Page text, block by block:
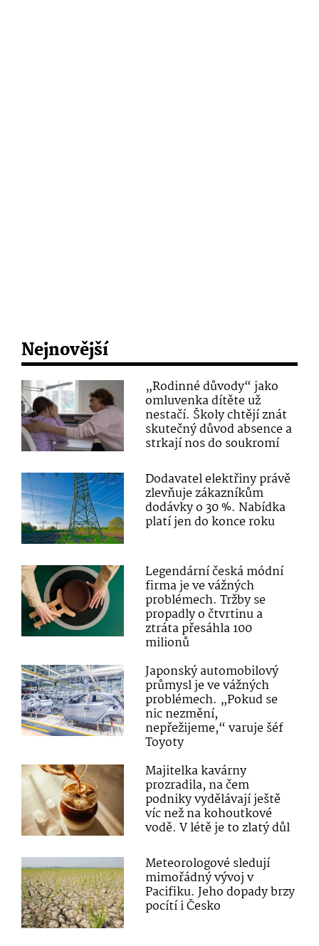
Nejnovější
„Rodinné důvody“ jako
omluvenka dítěte už
nestačí. Školy chtějí znát
skutečný důvod absence a
strkají nos do soukromí
Dodavatel elektřiny právě
zlevňuje zákazníkům
dodávky o 30 %. Nabídka
platí jen do konce roku
Legendární česká módní
firma je ve vážných
problémech. Tržby se
propadly o čtvrtinu a
ztráta přesáhla 100
milionů
Japonský automobilový
průmysl je ve vážných
problémech. „Pokud se
nic nezmění,
nepřežijeme,“ varuje šéf
Toyoty
Majitelka kavárny
prozradila, na čem
podniky vydělávají ještě
víc než na kohoutkové
vodě. V létě je to zlatý důl
Meteorologové sledují
mimořádný vývoj v
Pacifiku. Jeho dopady brzy
pocítí i Česko